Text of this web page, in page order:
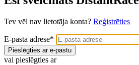
Tev vēl nav lietotāja konta? Reģistrēties
E-pasta adrese*
Pieslēgties ar e-pastu
vai pieslēgties ar